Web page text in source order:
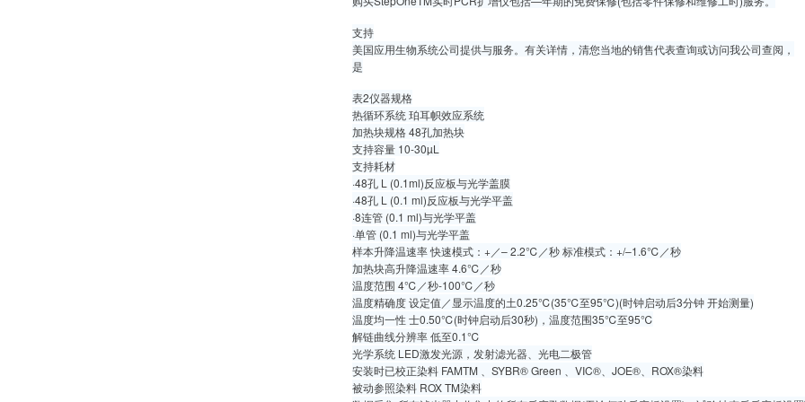
支持
美国应用生物系统公司提供与服务。有关详情，清您当地的销售代表查询或访问我公司查阅，
是
表2仪器规格
热循环系统 珀耳帜效应系统
加热块规格 48孔加热块
支持容量 10-30µL
支持耗材
·48孔 L (0.1ml)反应板与光学盖膜
·48孔 L (0.1 ml)反应板与光学平盖
·8连管 (0.1 ml)与光学平盖
·单管 (0.1 ml)与光学平盖
样本升降温速率 快速模式：+／– 2.2℃／秒 标准模式：+/–1.6℃／秒
加热块高升降温速率 4.6℃／秒
温度范围 4℃／秒-100℃／秒
温度精确度 设定值／显示温度的土0.25℃(35℃至95℃)(时钟启动后3分钟 开始测量)
温度均一性 士0.50℃(时钟启动后30秒)，温度范围35℃至95℃
解链曲线分辨率 低至0.1℃
光学系统 LED激发光源，发射滤光器、光电二极管
安装时已校正染料 FAMTM 、SYBR® Green 、VIC®、JOE®、ROX®染料
被动参照染料 ROX TM染料